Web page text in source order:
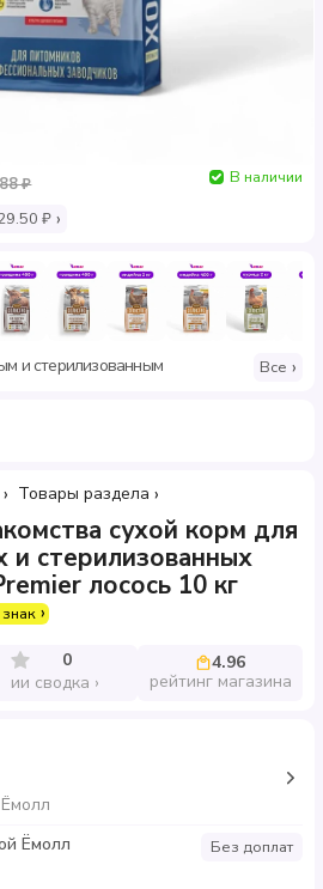
₽
В наличии
₽
и стерилизованным Все
Товары раздела
сухой корм для
и стерилизованных
лосось 10 кг
0
ии сводка
4.96
рейтинг магазина
Ёмолл
Без доплат